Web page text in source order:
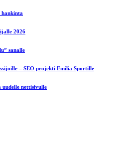
hankinta
2026
sanalle
– SEO projekti Emilia Sportille
nettisivulle